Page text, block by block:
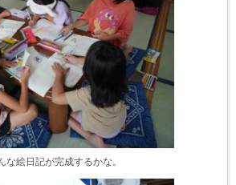
な絵日記が完成するかな。